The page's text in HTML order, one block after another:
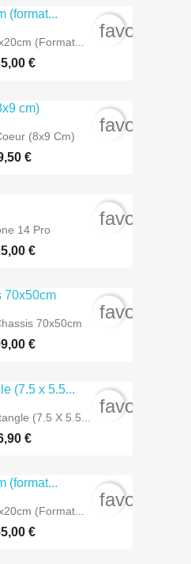
(format...
€
(8x9 Cm)
€
14 Pro
€
70x50cm
€
(7.5 X 5.5...
€
(format...
€